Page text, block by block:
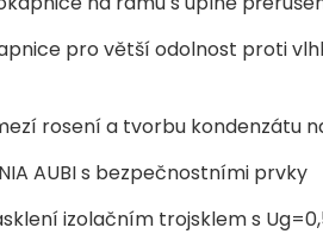
pro větší odolnost proti
rosení a tvorbu kondenzátu
AUBI s bezpečnostními prvky
izolačním trojsklem s